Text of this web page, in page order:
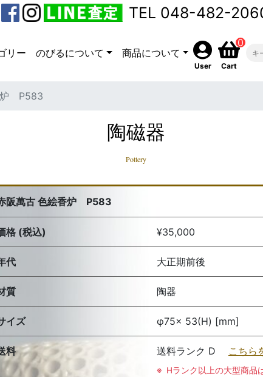
TEL 048-482-
リー のびるについて 商品について
User
0
Cart
炉 P583
陶磁器
Pottery
阪萬古 色絵香炉 P583
格 (税込) ¥35,000
代 大正期前後
質 陶器
イズ φ75× 53(H) [mm]
料 送料ランク D こちら
Hランク以上の大型商品